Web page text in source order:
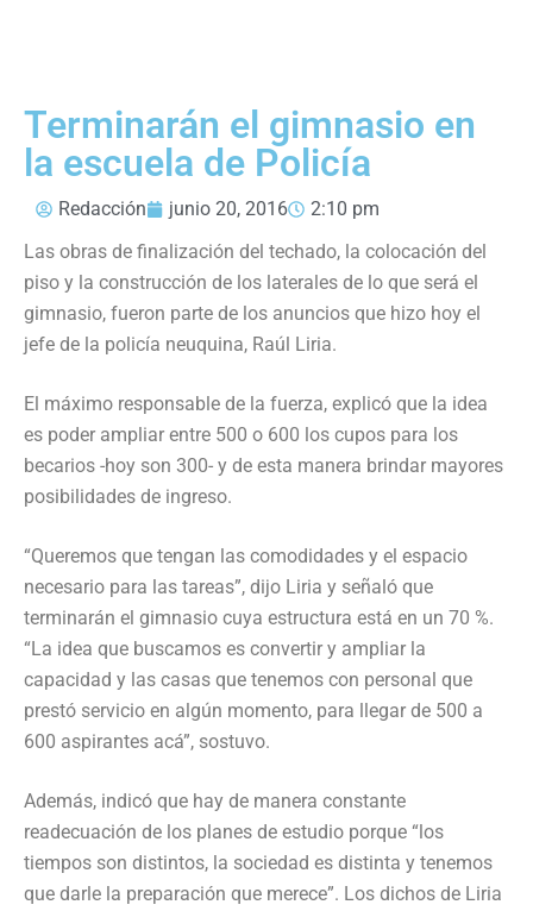
Terminarán el gimnasio en
la escuela de Policía
Redacción junio 20, 2016
2:10 pm
Las obras de finalización del techado, la colocación del
piso y la construcción de los laterales de lo que será el
gimnasio, fueron parte de los anuncios que hizo hoy el
jefe de la policía neuquina, Raúl Liria.
El máximo responsable de la fuerza, explicó que la idea
es poder ampliar entre 500 o 600 los cupos para los
becarios -hoy son 300- y de esta manera brindar mayores
posibilidades de ingreso.
“Queremos que tengan las comodidades y el espacio
necesario para las tareas”, dijo Liria y señaló que
terminarán el gimnasio cuya estructura está en un 70 %.
“La idea que buscamos es convertir y ampliar la
capacidad y las casas que tenemos con personal que
prestó servicio en algún momento, para llegar de 500 a
600 aspirantes acá”, sostuvo.
Además, indicó que hay de manera constante
readecuación de los planes de estudio porque “los
tiempos son distintos, la sociedad es distinta y tenemos
que darle la preparación que merece”. Los dichos de Liria